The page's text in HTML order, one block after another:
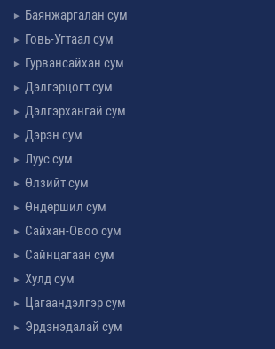
Баянжаргалан сум
Говь-Угтаал сум
Гурвансайхан сум
Дэлгэрцогт сум
Дэлгэрхангай сум
Дэрэн сум
Луус сум
Өлзийт сум
Өндөршил сум
Сайхан-Овоо сум
Сайнцагаан сум
Хулд сум
Цагаандэлгэр сум
Эрдэнэдалай сум